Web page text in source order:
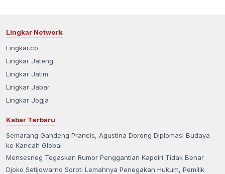
Lingkar Network
Lingkar.co
Lingkar Jateng
Lingkar Jatim
Lingkar Jabar
Lingkar Jogja
Kabar Terbaru
Semarang Gandeng Prancis, Agustina Dorong Diplomasi Budaya
ke Kancah Global
Mensesneg Tegaskan Rumor Penggantian Kapolri Tidak Benar
Djoko Setijowarno Soroti Lemahnya Penegakan Hukum, Pemilik